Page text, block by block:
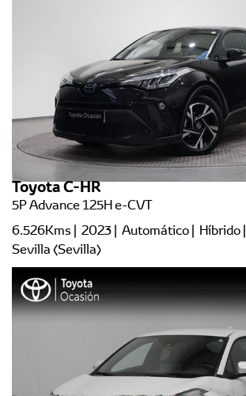
Toyota C-HR
5P Advance 125H e-CVT
6.526Kms | 2023 | Automático | Híbrido |
Sevilla (Sevilla)